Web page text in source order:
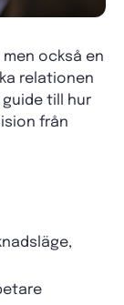
också en
relationen
till hur
från